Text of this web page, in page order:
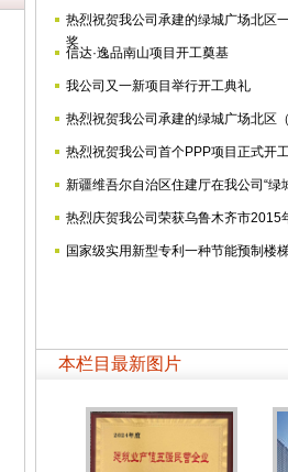
热烈祝贺我公司承建的绿城广场北区
奖
信达·逸品南山项目开工奠基
我公司又一新项目举行开工典礼
热烈祝贺我公司承建的绿城广场北区
热烈祝贺我公司首个PPP项目正式开
新疆维吾尔自治区住建厅在我公司“
热烈庆贺我公司荣获乌鲁木齐市2015
国家级实用新型专利一种节能预制楼
本栏目最新图片